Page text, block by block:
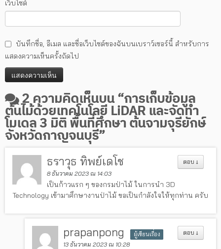
เว็บไซต์
บันทึกชื่อ, อีเมล และชื่อเว็บไซต์ของฉันบนเบราว์เซอร์นี้ สำหรับการ
แสดงความเห็นครั้งถัดไป
2 ความคิดเห็นบน “การเก็บข้อมูล
ต้นไม้ด้วยเทคโนโลยี LiDAR และจัดทำ
โมเดล 3 มิติ พื้นที่ศึกษา ต้นจามจุรียักษ์
จังหวัดกาญจนบุรี”
ตอบ ↓
ธราวุธ ทิพย์เดโช
8 ธันวาคม 2023 ณ 14:03
เป็นก้าวแรก ๆ ของกรมป่าไม้ ในการนำ 3D
Technology เข้ามาศึกษางานป่าไม้ ขอเป็นกำลังใจให้ทุกท่าน ครับ
ตอบ ↓
prapanpong ผู้เขียนเรื่อง
13 ธันวาคม 2023 ณ 10:28